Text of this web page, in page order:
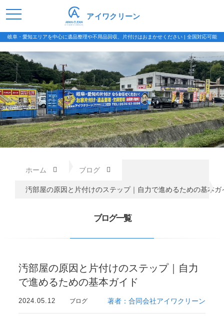
岐阜・愛知エリアを中心に遺品整理や不用品回収、片付けはおまかせください | 全国対応可能
アイワクリーン
ホーム ブログ
汚部屋の原因と片付けのステップ｜自力で進めるための基本ガ
ブログ一覧
汚部屋の原因と片付けのステップ｜自力
で進めるための基本ガイド
2024.05.12 ブログ 著者：合同会社アイワクリーン